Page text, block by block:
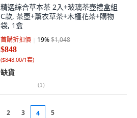
精選綜合草本茶 2入+玻璃茶壺禮盒組
C款, 茶壺+薰衣草茶+木槿花茶+購物
袋, 1盒
首購折扣價 19%$1,048
$848
($848.00/1套)
缺貨
(1)
2 3 4 5